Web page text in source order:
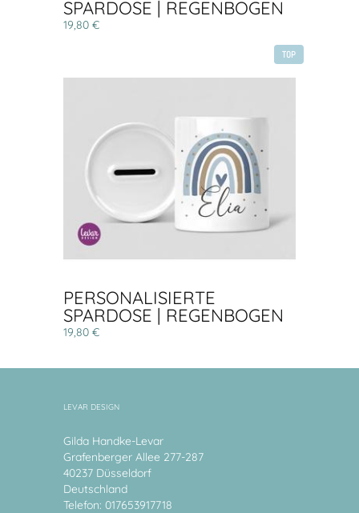
SPARDOSE | REGENBOGEN
19,80 €
TOP
PERSONALISIERTE
SPARDOSE | REGENBOGEN
19,80 €
LEVAR DESIGN
Gilda Handke-Levar
Grafenberger Allee 277-287
40237 Düsseldorf
Deutschland
Telefon: 017653917718